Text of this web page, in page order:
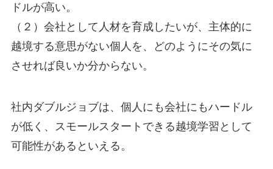
ドルが高い。
（２）会社として人材を育成したいが、主体的に
越境する意思がない個人を、どのようにその気に
させれば良いか分からない。
社内ダブルジョブは、個人にも会社にもハードル
が低く、スモールスタートできる越境学習として
可能性があるといえる。